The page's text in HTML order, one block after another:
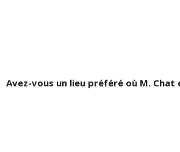
Avez-vous un lieu préféré où M. Chat